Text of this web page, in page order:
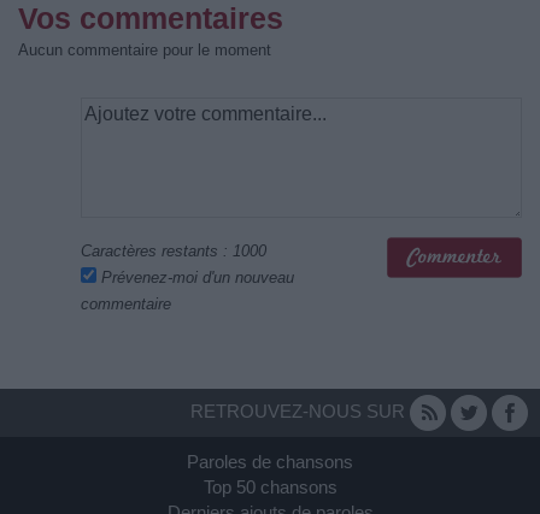
Vos commentaires
Aucun commentaire pour le moment
Caractères restants : 1000
Prévenez-moi d'un nouveau
commentaire
RETROUVEZ-NOUS SUR
Paroles de chansons
Top 50 chansons